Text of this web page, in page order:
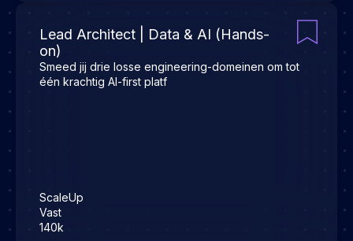
Lead Architect | Data & AI (Hands-
on)
Smeed jij drie losse engineering-domeinen om tot
één krachtig AI-first platf
ScaleUp
Vast
140k